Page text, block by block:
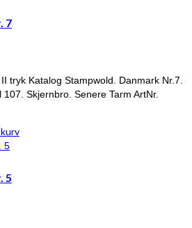
7
tryk Katalog Stampwold. Danmark Nr.7.
Skjernbro. Senere Tarm ArtNr.
5